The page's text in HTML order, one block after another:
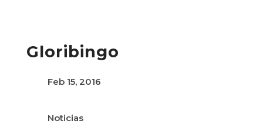
Gloribingo
Feb 15, 2016
Noticias